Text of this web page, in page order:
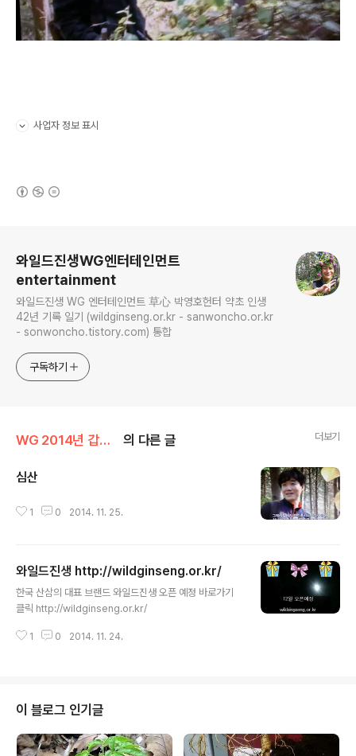
사업자 정보 표시
와일드진생WG엔터테인먼트
entertainment
와일드진생 WG 엔터테인먼트 草心 박영호헌터 약초 인생
42년 기록 일기 (wildginseng.or.kr - sanwoncho.or.kr
- sonwoncho.tistory.com) 통합
구독하기
WG 2014년 갑오년 기록 의 다른 글 더보기
심산
1 0 2014. 11. 25.
와일드진생 http://wildginseng.or.kr/
한국 산삼의 대표 브랜드 와일드진생 오픈 예정 바로가기
클릭 http://wildginseng.or.kr/
1 0 2014. 11. 24.
이 블로그 인기글